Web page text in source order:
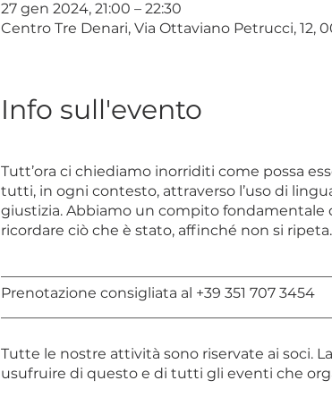
27 gen 2024, 21:00 – 22:30
Centro Tre Denari, Via Ottaviano Petrucci, 12,
Info sull'evento
Tutt’ora ci chiediamo inorriditi come possa
tutti, in ogni contesto, attraverso l’uso di
giustizia. Abbiamo un compito fondamentale
ricordare ciò che è stato, affinché non si
Prenotazione consigliata al +39 351 707 3454
Tutte le nostre attività sono riservate ai soci.
usufruire di questo e di tutti gli eventi che